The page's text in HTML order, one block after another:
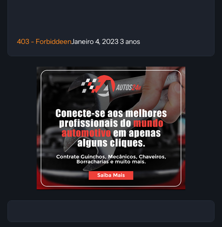
403 - ForbiddeenJaneiro 4, 20233 anos